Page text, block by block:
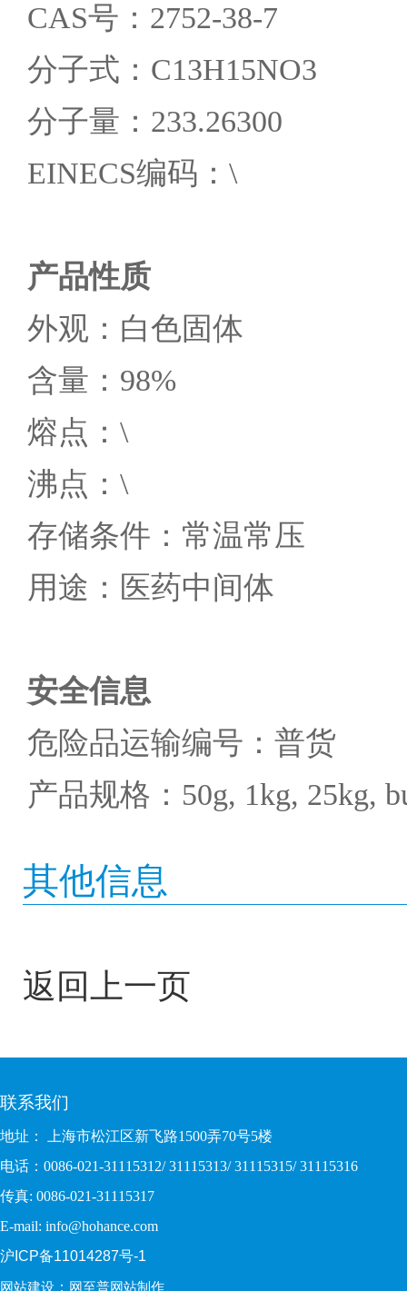
CAS号：2752-38-7
分子式：C13H15NO3
分子量：233.26300
EINECS编码：\
产品性质
外观：白色固体
含量：98%
熔点：\
沸点：\
存储条件：常温常压
用途：医药中间体
安全信息
危险品运输编号：普货
产品规格：50g, 1kg, 25kg,
其他信息
返回上一页
联系我们
地址： 上海市松江区新飞路1500弄70号5楼
电话：0086-021-31115312/ 31115313/ 31115315/ 31115316
传真: 0086-021-31115317
E-mail: info@hohance.com
沪ICP备11014287号-1
网站建设 ： 网至普网站制作